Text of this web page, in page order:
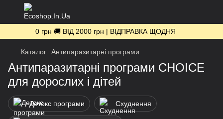
0 грн 🚚 ВІД 2000 грн | ВІДПРАВКА ЩОДНЯ
Каталог Антипаразитарні програми
Антипаразитарні програми CHOICE
для дорослих і дітей
Детокс програми Схуднення